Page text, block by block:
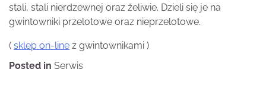
stali, stali nierdzewnej oraz żeliwie. Dzieli się je na
gwintowniki przelotowe oraz nieprzelotowe.
( sklep on-line z gwintownikami )
Posted in Serwis